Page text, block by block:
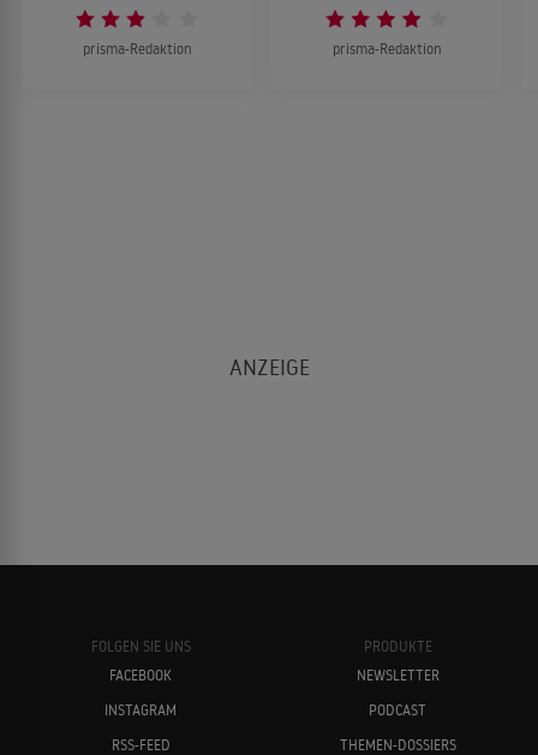
prisma-Redaktion prisma-Redaktion
FOLGEN SIE UNS
FACEBOOK
INSTAGRAM
RSS-FEED
PRODUKTE
NEWSLETTER
PODCAST
THEMEN-DOSSIERS